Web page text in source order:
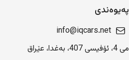
پەیوەندی
info@iqcars.net